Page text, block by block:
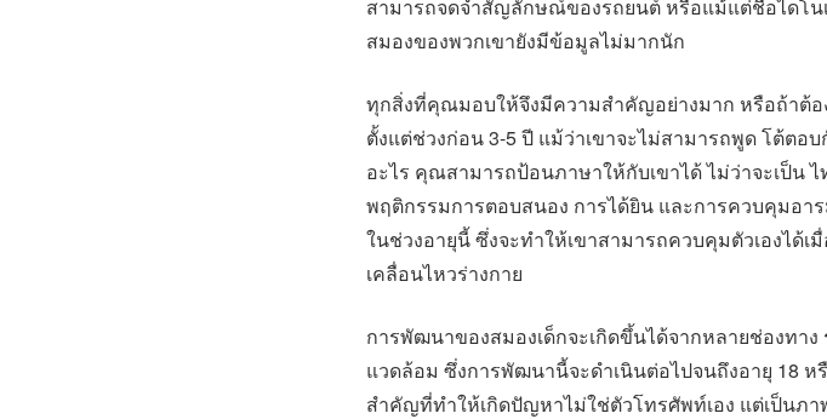
สามารถจดจำสัญลักษณ์ของรถยนต์ หรือแม้แต่ชื่อไดโน
สมองของพวกเขายังมีข้อมูลไม่มากนัก
ทุกสิ่งที่คุณมอบให้จึงมีความสำคัญอย่างมาก หรือถ้าต้อ
ตั้งแต่ช่วงก่อน 3-5 ปี แม้ว่าเขาจะไม่สามารถพูด โต้ต
อะไร คุณสามารถป้อนภาษาให้กับเขาได้ ไม่ว่าจะเป็น
พฤติกรรมการตอบสนอง การได้ยิน และการควบคุม
ในช่วงอายุนี้ ซึ่งจะทำให้เขาสามารถควบคุมตัวเองไ
เคลื่อนไหวร่างกาย
การพัฒนาของสมองเด็กจะเกิดขึ้นได้จากหลายช่องท
แวดล้อม ซึ่งการพัฒนานี้จะดำเนินต่อไปจนถึงอายุ 18
สำคัญที่ทำให้เกิดปัญหาไม่ใช่ตัวโทรศัพท์เอง แต่เป็นภา